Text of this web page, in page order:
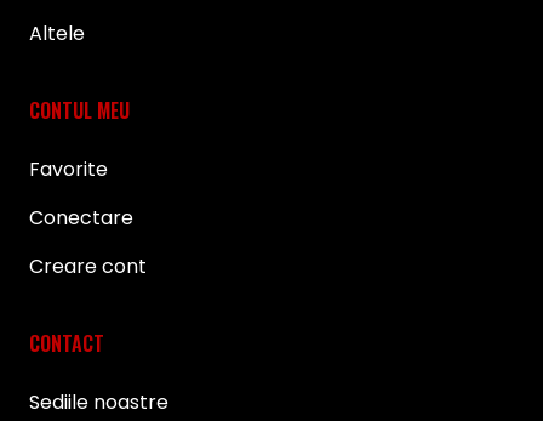
Altele
CONTUL MEU
Favorite
Conectare
Creare cont
CONTACT
Sediile noastre